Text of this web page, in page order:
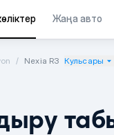
Жаңа авто
Nexia R3 Кульсары